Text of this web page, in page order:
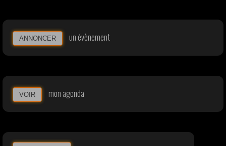
ANNONCER un évènement
VOIR mon agenda